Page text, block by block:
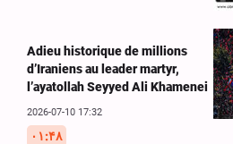
Adieu historique de millions
d’Iraniens au leader martyr,
l’ayatollah Seyyed Ali Khamenei
2026-07-10 17:32
۰۱:۴۸